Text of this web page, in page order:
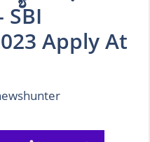
SBI
Apply At